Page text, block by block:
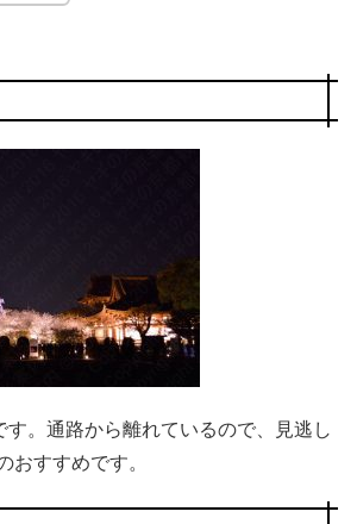
す。通路から離れているので、見逃し
おすすめです。